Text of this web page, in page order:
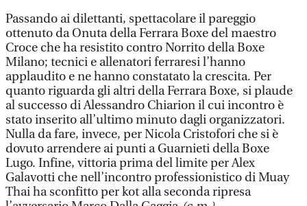
Passando ai dilettanti, spettacolare il pareggio
ottenuto da Onuta della Ferrara Boxe del maestro
Croce che ha resistito contro Norrito della Boxe
Milano; tecnici e allenatori ferraresi l’hanno
applaudito e ne hanno constatato la crescita. Per
quanto riguarda gli altri della Ferrara Boxe, si plaude
al successo di Alessandro Chiarion il cui incontro è
stato inserito all’ultimo minuto dagli organizzatori.
Nulla da fare, invece, per Nicola Cristofori che si è
dovuto arrendere ai punti a Guarnieti della Boxe
Lugo. Infine, vittoria prima del limite per Alex
Galavotti che nell’incontro professionistico di Muay
Thai ha sconfitto per kot alla seconda ripresa